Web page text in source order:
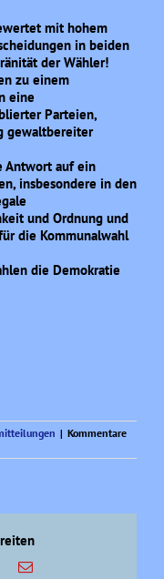
mit hohem
in beiden
der Wähler!
zu einem
eine
Parteien,
gewaltbereiter
Antwort auf ein
insbesondere in den
und Ordnung und
die Kommunalwahl
die Demokratie
| Kommentare
Pinterest
E-